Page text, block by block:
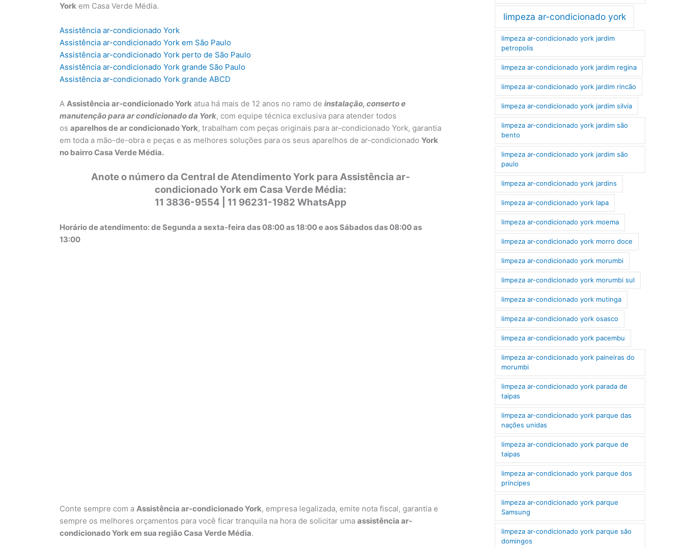
York em Casa Verde Média.
Assistência ar-condicionado York
Assistência ar-condicionado York em São Paulo
Assistência ar-condicionado York perto de São Paulo
Assistência ar-condicionado York grande São Paulo
Assistência ar-condicionado York grande ABCD
A Assistência ar-condicionado York atua há mais de 12 anos no ramo de instalação, conserto e
manutenção para ar condicionado da York, com equipe técnica exclusiva para atender todos
os aparelhos de ar condicionado York, trabalham com peças originais para ar-condicionado York, garantia
em toda a mão-de-obra e peças e as melhores soluções para os seus aparelhos de ar-condicionado York
no bairro Casa Verde Média.
Anote o número da Central de Atendimento York para Assistência ar-
condicionado York em Casa Verde Média:
11 3836-9554 | 11 96231-1982 WhatsApp
Horário de atendimento: de Segunda a sexta-feira das 08:00 as 18:00 e aos Sábados das 08:00 as
13:00
Conte sempre com a Assistência ar-condicionado York, empresa legalizada, emite nota fiscal, garantia e
sempre os melhores orçamentos para você ficar tranquila na hora de solicitar uma assistência ar-
condicionado York em sua região Casa Verde Média.
limpeza ar-condicionado york
limpeza ar-condicionado york jardim
petropolis
limpeza ar-condicionado york jardim regina
limpeza ar-condicionado york jardim rincão
limpeza ar-condicionado york jardim silvia
limpeza ar-condicionado york jardim são
bento
limpeza ar-condicionado york jardim são
paulo
limpeza ar-condicionado york jardins
limpeza ar-condicionado york lapa
limpeza ar-condicionado york moema
limpeza ar-condicionado york morro doce
limpeza ar-condicionado york morumbi
limpeza ar-condicionado york morumbi sul
limpeza ar-condicionado york mutinga
limpeza ar-condicionado york osasco
limpeza ar-condicionado york pacembu
limpeza ar-condicionado york paineiras do
morumbi
limpeza ar-condicionado york parada de
taipas
limpeza ar-condicionado york parque das
nações unidas
limpeza ar-condicionado york parque de
taipas
limpeza ar-condicionado york parque dos
príncipes
limpeza ar-condicionado york parque
Samsung
limpeza ar-condicionado york parque são
domingos